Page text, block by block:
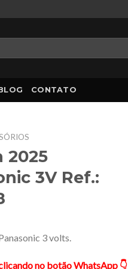
CONTATO
2025
3V Ref.:
3 volts.
no botão WhatsApp 👇